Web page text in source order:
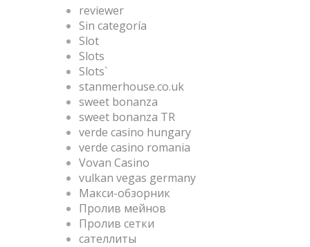
reviewer
Sin categoría
Slot
Slots
Slots`
stanmerhouse.co.uk
sweet bonanza
sweet bonanza TR
verde casino hungary
verde casino romania
Vovan Casino
vulkan vegas germany
Макси-обзорник
Пролив мейнов
Пролив сетки
сателлиты